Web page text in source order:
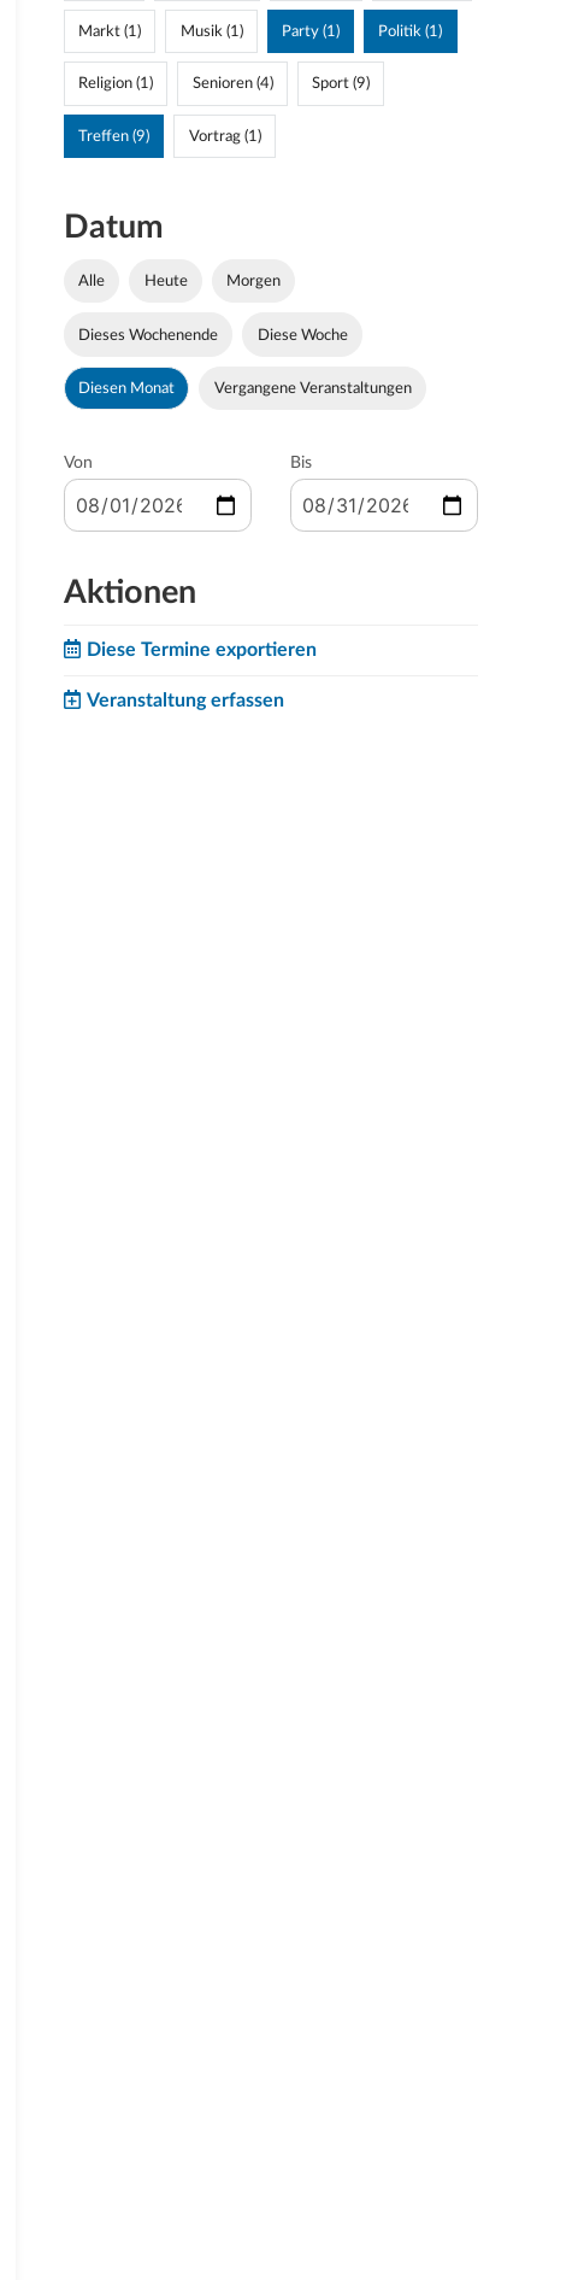
Markt (1) Musik (1) Party (1) Politik (1)
Religion (1) Senioren (4) Sport (9)
Treffen (9) Vortrag (1)
Datum
Alle Heute Morgen
Dieses Wochenende Diese Woche
Diesen Monat Vergangene Veranstaltungen
Von Bis
Aktionen
Diese Termine exportieren
Veranstaltung erfassen